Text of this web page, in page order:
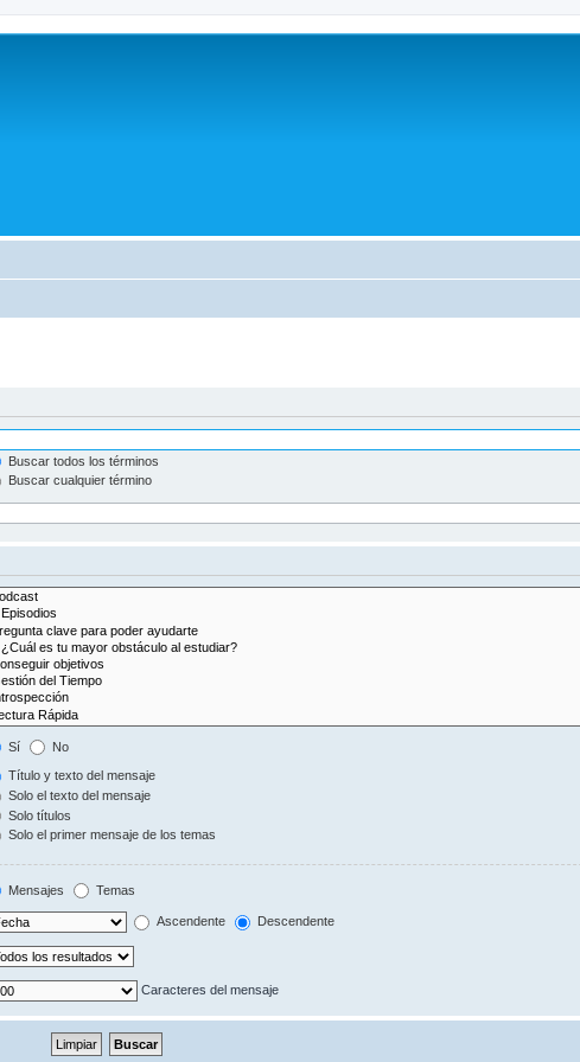
Buscar todos los términos
Buscar cualquier término
Sí No
Título y texto del mensaje
Solo el texto del mensaje
Solo títulos
Solo el primer mensaje de los temas
Mensajes Temas
Ascendente Descendente
Caracteres del mensaje